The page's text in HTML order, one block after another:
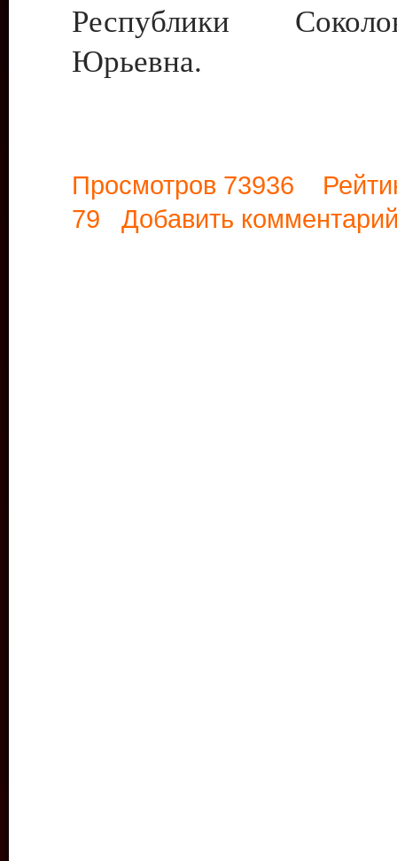
Республики
Юрьевна.
Просмотров 73936
79 Добавить